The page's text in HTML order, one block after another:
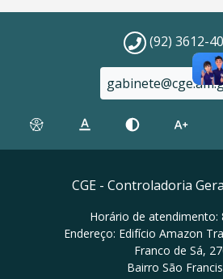
(92) 3612-
CGE - Controladoria
Horário de atendimento:
Endereço: Edifício Amazon
Franco de Sá,
Bairro São